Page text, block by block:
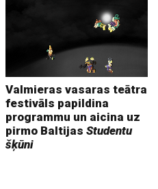
Valmieras vasaras teātra
festivāls papildina
programmu un aicina uz
pirmo BaltijasStudentu
šķūni